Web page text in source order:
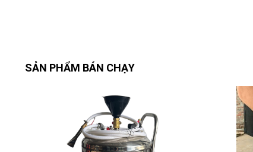
SẢN PHẨM BÁN CHẠY